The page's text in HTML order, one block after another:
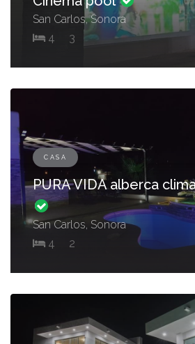
San Carlos, Sonora
4
3
CASA
PURA VIDA alberca
San Carlos, Sonora
4
2